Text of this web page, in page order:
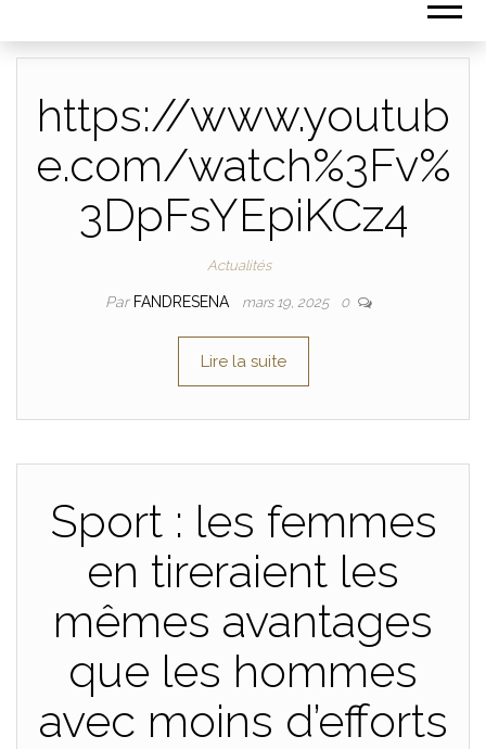
https://www.youtub
e.com/watch%3Fv%
3DpFsYEpiKCz4
Actualités
Par FANDRESENA mars 19, 2025 0
Lire la suite
Sport : les femmes
en tireraient les
mêmes avantages
que les hommes
avec moins d’efforts